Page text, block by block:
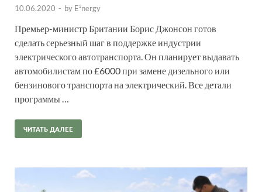
10.06.2020 - by E²nergy
Премьер-министр Британии Борис Джонсон готов
сделать серьезный шаг в поддержке индустрии
электрического автотранспорта. Он планирует выдавать
автомобилистам по £6000 при замене дизельного или
бензинового транспорта на электрический. Все детали
программы …
ЧИТАТЬ ДАЛЕЕ